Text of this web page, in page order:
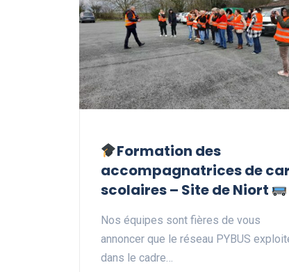
Formation des
accompagnatrices de
scolaires – Site de Niort
Nos équipes sont fières de vous
annoncer que le réseau PYBUS
dans le cadre…